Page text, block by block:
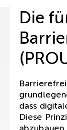
Die
dass
Diese